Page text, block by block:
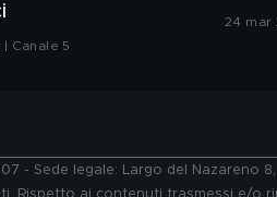
| Canale 5
24 mar
- Sede legale: Largo del